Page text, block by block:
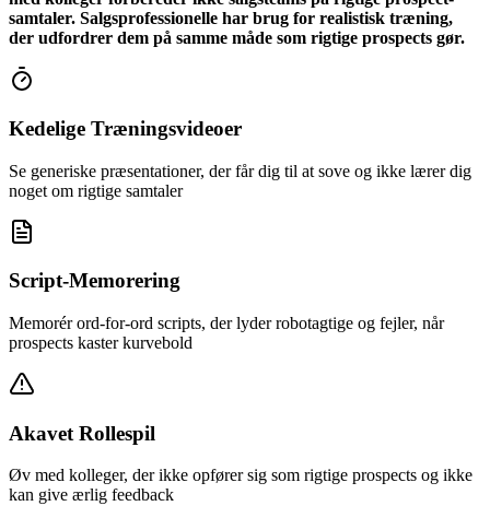
samtaler. Salgsprofessionelle har brug for realistisk træning,
der udfordrer dem på samme måde som rigtige prospects gør.
Kedelige Træningsvideoer
Se generiske præsentationer, der får dig til at sove og ikke lærer dig
noget om rigtige samtaler
Script-Memorering
Memorér ord-for-ord scripts, der lyder robotagtige og fejler, når
prospects kaster kurvebold
Akavet Rollespil
Øv med kolleger, der ikke opfører sig som rigtige prospects og ikke
kan give ærlig feedback